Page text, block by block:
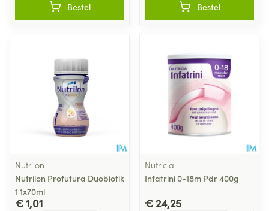
Bestel Bestel
Nutrilon
Nutrilon Profutura Duobiotik
1 1x70ml
€ 1,01
Nutricia
Infatrini 0-18m Pdr 400g
€ 24,25